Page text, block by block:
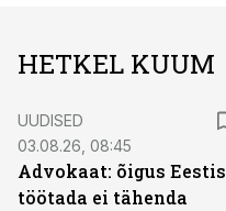
HETKEL KUUM
UUDISED
03.08.26, 08:45
Advokaat: õigus Eestis
töötada ei tähenda